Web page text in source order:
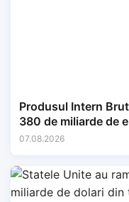
Produsul Intern
380 de miliarde de
07.08.2026